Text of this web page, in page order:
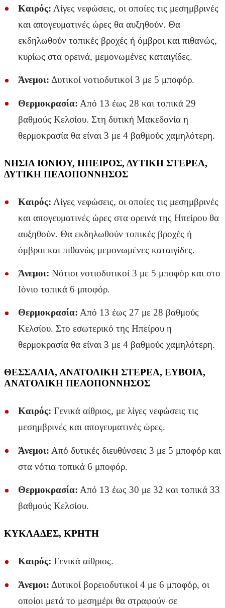
Καιρός: Λίγες νεφώσεις, οι οποίες τις μεσημβρινές
και απογευματινές ώρες θα αυξηθούν. Θα
εκδηλωθούν τοπικές βροχές ή όμβροι και πιθανώς,
κυρίως στα ορεινά, μεμονωμένες καταιγίδες.
Άνεμοι: Δυτικοί νοτιοδυτικοί 3 με 5 μποφόρ.
Θερμοκρασία: Από 13 έως 28 και τοπικά 29
βαθμούς Κελσίου. Στη δυτική Μακεδονία η
θερμοκρασία θα είναι 3 με 4 βαθμούς χαμηλότερη.
ΝΗΣΙΑ ΙΟΝΙΟΥ, ΗΠΕΙΡΟΣ, ΔΥΤΙΚΗ ΣΤΕΡΕΑ,
ΔΥΤΙΚΗ ΠΕΛΟΠΟΝΝΗΣΟΣ
Καιρός: Λίγες νεφώσεις, οι οποίες τις μεσημβρινές
και απογευματινές ώρες στα ορεινά της Ηπείρου θα
αυξηθούν. Θα εκδηλωθούν τοπικές βροχές ή
όμβροι και πιθανώς μεμονωμένες καταιγίδες.
Άνεμοι: Νότιοι νοτιοδυτικοί 3 με 5 μποφόρ και στο
Ιόνιο τοπικά 6 μποφόρ.
Θερμοκρασία: Από 13 έως 27 με 28 βαθμούς
Κελσίου. Στο εσωτερικό της Ηπείρου η
θερμοκρασία θα είναι 3 με 4 βαθμούς χαμηλότερη.
ΘΕΣΣΑΛΙΑ, ΑΝΑΤΟΛΙΚΗ ΣΤΕΡΕΑ, ΕΥΒΟΙΑ,
ΑΝΑΤΟΛΙΚΗ ΠΕΛΟΠΟΝΝΗΣΟΣ
Καιρός: Γενικά αίθριος, με λίγες νεφώσεις τις
μεσημβρινές και απογευματινές ώρες.
Άνεμοι: Από δυτικές διευθύνσεις 3 με 5 μποφόρ και
στα νότια τοπικά 6 μποφόρ.
Θερμοκρασία: Από 13 έως 30 με 32 και τοπικά 33
βαθμούς Κελσίου.
ΚΥΚΛΑΔΕΣ, ΚΡΗΤΗ
Καιρός: Γενικά αίθριος.
Άνεμοι: Δυτικοί βορειοδυτικοί 4 με 6 μποφόρ, οι
οποίοι μετά το μεσημέρι θα στραφούν σε